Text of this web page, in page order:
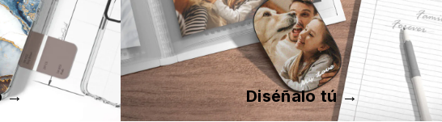
→ Diséñalo tú →